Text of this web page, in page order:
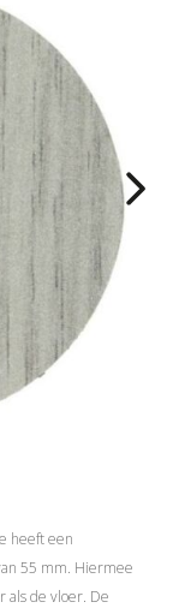
heeft een
55 mm. Hiermee
als de vloer. De